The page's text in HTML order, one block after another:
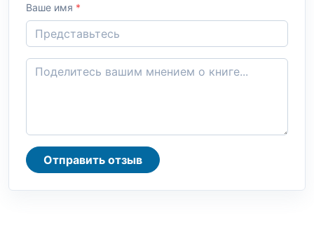
Ваше имя *
Отправить отзыв